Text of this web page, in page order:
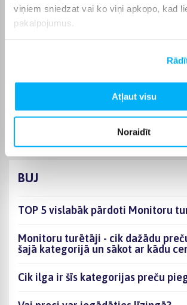
viņiem sniedzat vai ko viņi apkopo, kad
pakalpojumus.
Atļaut visu
Noraidīt
Latvijā: piegāde uz pakomātiem maksā no
pasūtījumiem virs 499 € piegāde uz pakomātu
kurjera piegādes cena sākas no 3,99 €.
Izvēloties piemērotu preci no kategorijas
termiņā un pirkumu internetā varētu saņemt
kavēšanās.
BUJ
TOP 5 vislabāk pārdoti Monitoru
Monitoru turētāji - cik dažādu
šajā kategorijā un sākot ar kādu
Cik ilga ir šīs kategorijas preču